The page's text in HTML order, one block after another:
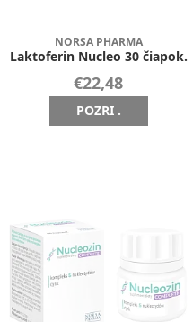
NORSA PHARMA
Laktoferin Nucleo 30 čiapok.
€22,48
POZRI .